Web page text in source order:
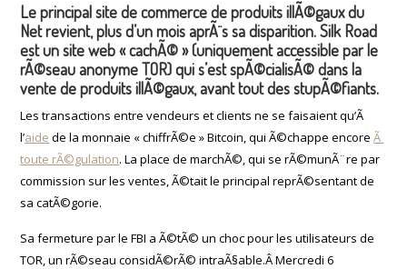
Le principal site de commerce de produits illÃ©gaux du
Net revient, plus d’un mois aprÃ¨s sa disparition. Silk Road
est un site web « cachÃ© » (uniquement accessible par le
rÃ©seau anonyme TOR) qui s’est spÃ©cialisÃ© dans la
vente de produits illÃ©gaux, avant tout des stupÃ©fiants.
Les transactions entre vendeurs et clients ne se faisaient qu’Ã
l’aide de la monnaie « chiffrÃ©e » Bitcoin, qui Ã©chappe encoreÃ
toute rÃ©gulation. La place de marchÃ©, qui se rÃ©munÃ¨re par
commission sur les ventes, Ã©tait le principal reprÃ©sentant de
sa catÃ©gorie.
Sa fermeture par le FBI a Ã©tÃ© un choc pour les utilisateurs de
TOR, un rÃ©seau considÃ©rÃ© intraÃ§able.Â Mercredi 6